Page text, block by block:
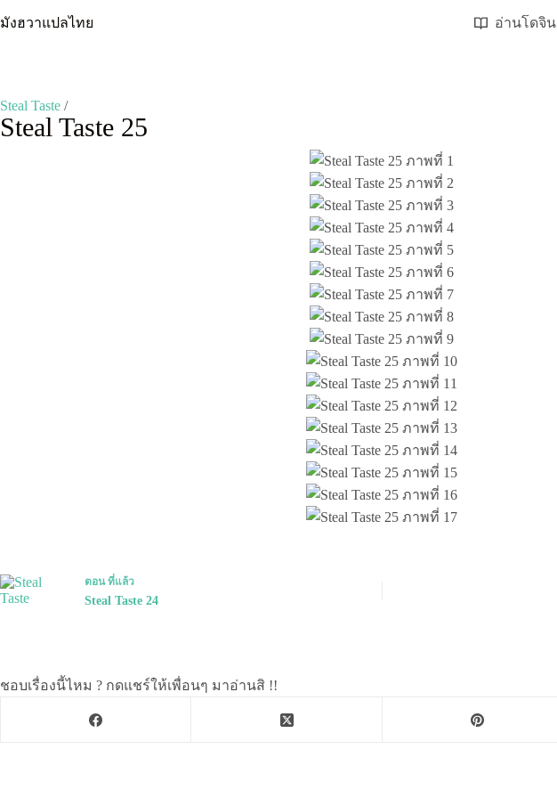
to
มังฮวาแปลไทย อ่านโดจิน
Steal Taste /
Steal Taste 25
ตอนที่แล้ว
Steal Taste 24
ชอบเรื่องนี้ไหม ? กดแชร์ให้เพื่อนๆ มาอ่านสิ !!